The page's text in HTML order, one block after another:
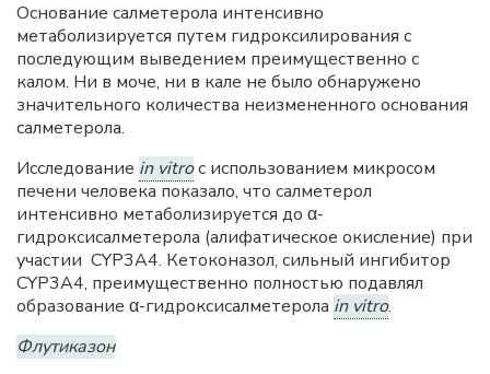
Основание салметерола интенсивно
метаболизируется путем гидроксилирования с
последующим выведением преимущественно с
калом. Ни в моче, ни в кале не было обнаружено
значительного количества неизмененного основания
салметерола.
Исследование in vitroс использованием микросом
печени человека показало, что салметерол
интенсивно метаболизируется до α-
гидроксисалметерола (алифатическое окисление) при
участии CYP3A4. Кетоконазол, сильный ингибитор
CYP3A4, преимущественно полностью подавлял
образование α-гидроксисалметерола in vitro.
Флутиказон